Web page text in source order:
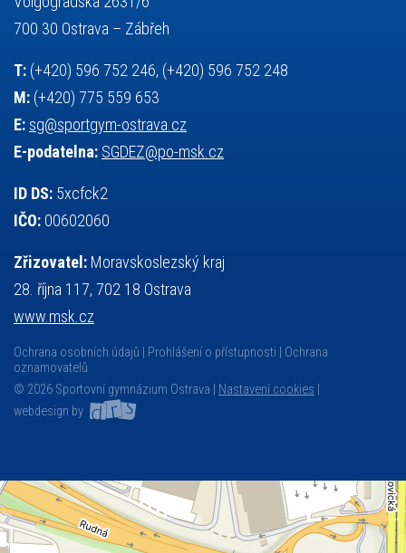
základy společenských věd
700 30 Ostrava – Zábřeh
T: (+420) 596 752 246, (+420) 596 752 248
M: (+420) 775 559 653
E: sg@sportgym-ostrava.cz
E-podatelna: SGDEZ@po-msk.cz
ID DS: 5xcfck2
IČO: 00602060
Zřizovatel: Moravskoslezský kraj
28. října 117, 702 18 Ostrava
www.msk.cz
Ochrana osobních údajů Prohlášení o přístupnosti
Ochrana
oznamovatelů
© 2026 Sportovní gymnázium Ostrava |
Nastavení cookies
webdesign by